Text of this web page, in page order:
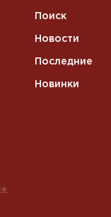
Поиск
Новости
Последние
Новинки